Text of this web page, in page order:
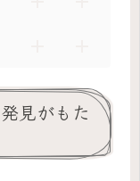
見がもた